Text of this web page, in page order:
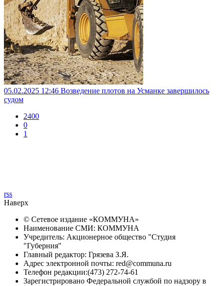
05.02.2025 12:46 Возведение плотов на Усманке завершилось
судом
2400
0
1
rss
Наверх
© Сетевое издание «КОММУНА»
Наименование СМИ: КОММУНА
Учредитель: Акционерное общество "Студия
"Губерния"
Главный редактор: Грязева З.Я.
Адрес электронной почты: red@communa.ru
Телефон редакции:(473) 272-74-61
Зарегистрировано Федеральной службой по надзору в